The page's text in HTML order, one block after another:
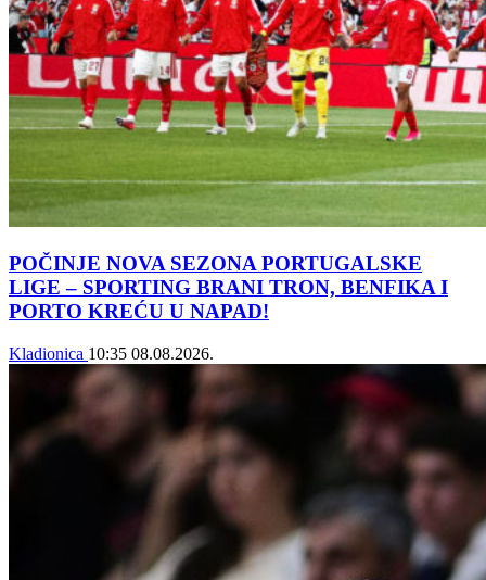
POČINJE NOVA SEZONA PORTUGALSKE
LIGE – SPORTING BRANI TRON, BENFIKA I
PORTO KREĆU U NAPAD!
Kladionica 10:35 08.08.2026.